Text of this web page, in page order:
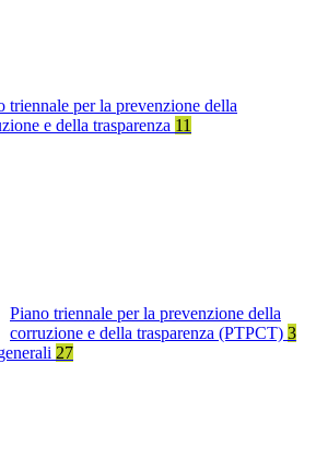
triennale per la prevenzione della
e della trasparenza 11
Piano triennale per la prevenzione della
corruzione e della trasparenza (PTPCT) 3
27